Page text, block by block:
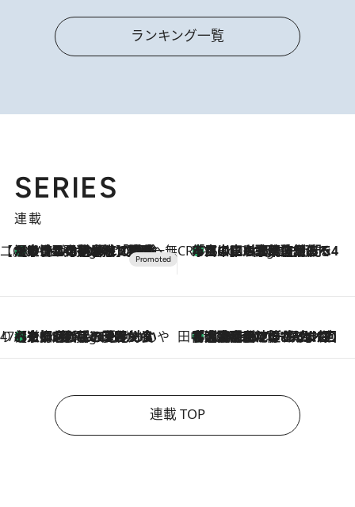
ランキング一覧
SERIES
連載
【CREA×星野リゾート】唯一無二。癒しと発見が待つ場所へ
6 Hours Ago
【トンボの足水浴】ヒノキの香りに包まれて涼感マックス！約13℃の湧水かけ流しを避暑地「星野温泉 トンボの湯」で体験 CREA'S CHOICE
8 Hours Ago
「立川にも歌舞伎があるんだよ」 片岡仁左衛門・市川中車ら豪華座組みで4年目の立川立飛歌舞伎へ
47都道府県の手みやげ ひんやりスイーツで夏を満喫
8 Hours Ago
【京都府】この夏絶対食べたい 冷やしておいしいおやつ3選 ひと口目から心を掴む新緑のテリーヌ 田中稲の勝手に再ブーム
2026.8.7
「湘南乃風に憧れて」観客大盛上がりの“タオル回し”に、ラッパー顔負けの高速歌唱まで…さだまさし（74）のアグレッシブすぎる現在地
連載 TOP